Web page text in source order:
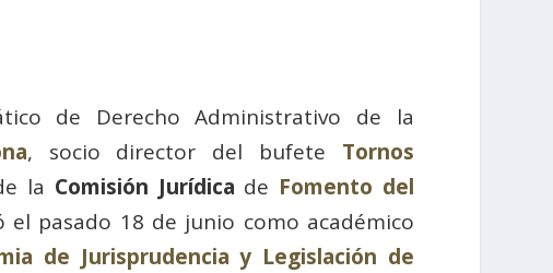
de Derecho Administrativo de la
, socio director del bufete Tornos
la Comisión Jurídica de Fomento del
el pasado 18 de junio como académico
de Jurisprudencia y Legislación de